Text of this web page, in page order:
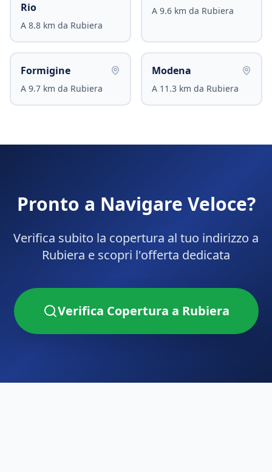
Rio
A 8.8 km da Rubiera
A 9.6 km da Rubiera
Formigine
A 9.7 km da Rubiera
Modena
A 11.3 km da Rubiera
Pronto a Navigare Veloce?
Verifica subito la copertura al tuo indirizzo a
Rubiera e scopri l'offerta dedicata
Verifica Copertura a Rubiera